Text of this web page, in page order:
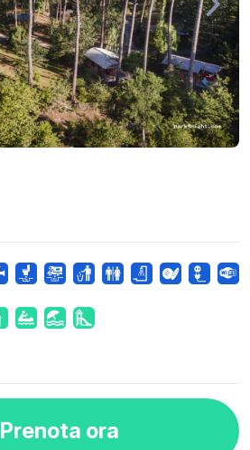
Prenota ora